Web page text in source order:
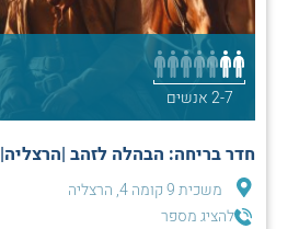
2-7 אנשים
חדר בריחה: הבהלה לזהב |הרצליה|
משכית 9 קומה 4, הרצליה
להציג מספר